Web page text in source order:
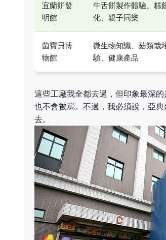
宜蘭餅發
明館
牛舌餅製作體驗、糕
化、親子同樂
菌寶貝博
物館
微生物知識、菇類栽
驗、健康產品
這些工廠我全都去過，但印象最深
也不會被罵。不過，我必須說，亞
去。